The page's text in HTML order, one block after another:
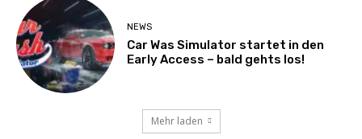
NEWS
Car Was Simulator startet in den
Early Access – bald gehts los!
Mehr laden